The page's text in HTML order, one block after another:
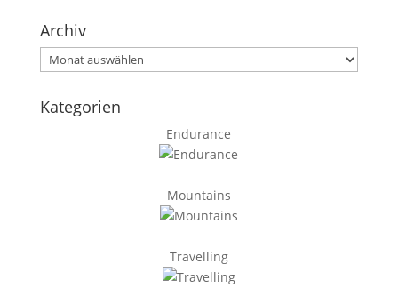
Archiv
Archiv
Kategorien
Endurance
Mountains
Travelling